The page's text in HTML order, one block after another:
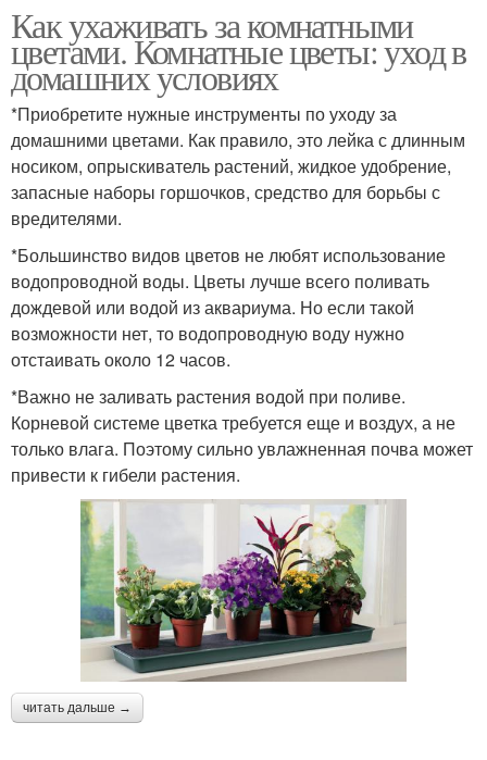
Как ухаживать за комнатными
цветами. Комнатные цветы: уход в
домашних условиях
*Приобретите нужные инструменты по уходу за
домашними цветами. Как правило, это лейка с длинным
носиком, опрыскиватель растений, жидкое удобрение,
запасные наборы горшочков, средство для борьбы с
вредителями.
*Большинство видов цветов не любят использование
водопроводной воды. Цветы лучше всего поливать
дождевой или водой из аквариума. Но если такой
возможности нет, то водопроводную воду нужно
отстаивать около 12 часов.
*Важно не заливать растения водой при поливе.
Корневой системе цветка требуется еще и воздух, а не
только влага. Поэтому сильно увлажненная почва может
привести к гибели растения.
читать дальше →